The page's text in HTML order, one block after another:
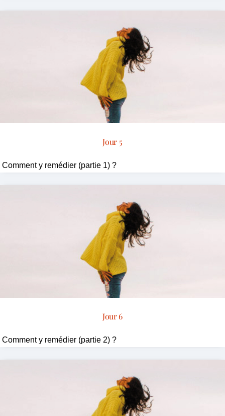
Jour 5
Comment y remédier (partie 1) ?
Jour 6
Comment y remédier (partie 2) ?